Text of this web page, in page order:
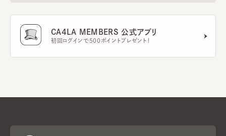
CA4LA MEMBERS 公式アプリ
初回ログインで500ポイントプレゼント！